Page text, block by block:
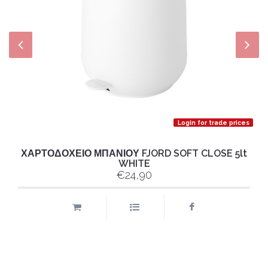
Login for trade prices
ΧΑΡΤΟΔΟΧΕΙΟ ΜΠΑΝΙΟΥ FJORD SOFT CLOSE 5lt
WHITE
€24,90